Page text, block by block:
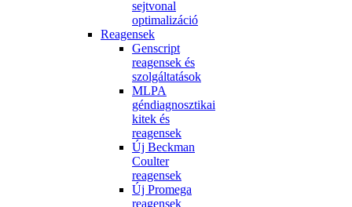
sejtvonal
optimalizáció
Reagensek
Genscript
reagensek és
szolgáltatások
MLPA
géndiagnosztikai
kitek és
reagensek
Új Beckman
Coulter
reagensek
Új Promega
reagensek